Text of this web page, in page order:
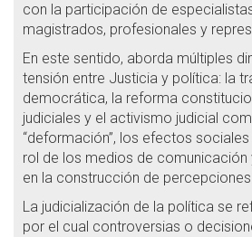
con la participación de
magistrados, profesionales y
En este sentido, aborda múltiples
tensión entre Justicia y política: la
democrática, la reforma
judiciales y el activismo judicial
“deformación”, los efectos
rol de los medios de comunicación
en la construcción de
La judicialización de la política se
por el cual controversias o